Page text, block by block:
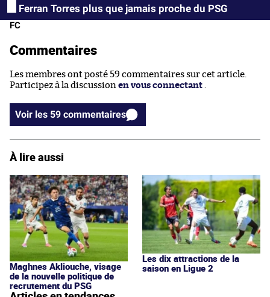
Ferran Torres plus que jamais proche du PSG
FC
Commentaires
Les membres ont posté 59 commentaires sur cet article.
Participez à la discussion en vous connectant
Voir les 59 commentaires
À lire aussi
Maghnes Akliouche, visage
de la nouvelle politique de
recrutement du PSG
Les dix attractions de la
saison en Ligue 2